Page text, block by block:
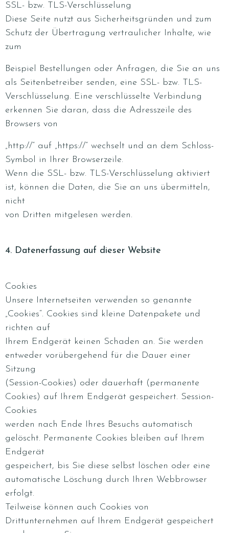
SSL- bzw. TLS-Verschlüsselung
Diese Seite nutzt aus Sicherheitsgründen und zum
Schutz der Übertragung vertraulicher Inhalte, wie
zum
Beispiel Bestellungen oder Anfragen, die Sie an uns
als Seitenbetreiber senden, eine SSL- bzw. TLS-
Verschlüsselung. Eine verschlüsselte Verbindung
erkennen Sie daran, dass die Adresszeile des
Browsers von
„http://“ auf „https://“ wechselt und an dem Schloss-
Symbol in Ihrer Browserzeile.
Wenn die SSL- bzw. TLS-Verschlüsselung aktiviert
ist, können die Daten, die Sie an uns übermitteln,
nicht
von Dritten mitgelesen werden.
4. Datenerfassung auf dieser Website
Cookies
Unsere Internetseiten verwenden so genannte
„Cookies“. Cookies sind kleine Datenpakete und
richten auf
Ihrem Endgerät keinen Schaden an. Sie werden
entweder vorübergehend für die Dauer einer
Sitzung
(Session-Cookies) oder dauerhaft (permanente
Cookies) auf Ihrem Endgerät gespeichert. Session-
Cookies
werden nach Ende Ihres Besuchs automatisch
gelöscht. Permanente Cookies bleiben auf Ihrem
Endgerät
gespeichert, bis Sie diese selbst löschen oder eine
automatische Löschung durch Ihren Webbrowser
erfolgt.
Teilweise können auch Cookies von
Drittunternehmen auf Ihrem Endgerät gespeichert